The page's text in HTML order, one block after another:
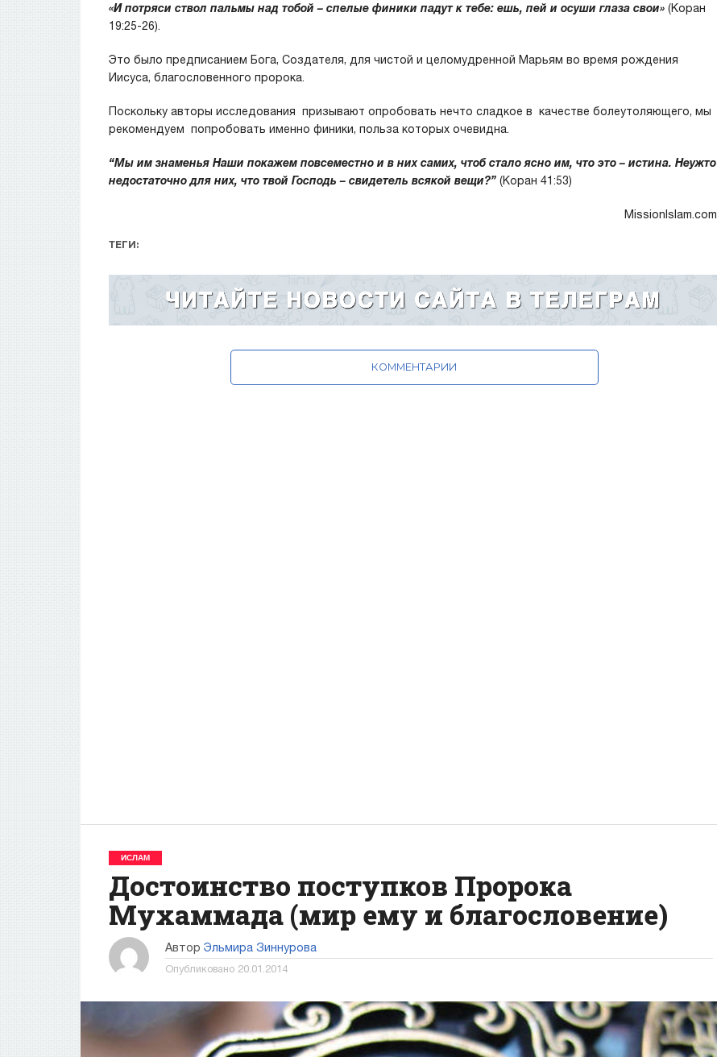
«И потряси ствол пальмы над тобой – спелые финики падут к тебе: ешь, пей и осуши глаза свои»(Коран
19:25-26).
Это было предписанием Бога, Создателя, для чистой и целомудренной Марьям во время рождения
Иисуса, благословенного пророка.
Поскольку авторы исследования призывают опробовать нечто сладкое в качестве болеутоляющего, мы
рекомендуем попробовать именно финики, польза которых очевидна.
“Мы им знаменья Наши покажем повсеместно и в них самих, чтоб стало ясно им, что это – истина. Неужто
недостаточно для них, что твой Господь – свидетель всякой вещи?”(Коран 41:53)
MissionIslam.com
ТЕГИ:
КОММЕНТАРИИ
ИСЛАМ
Достоинство поступков Пророка
Мухаммада (мир ему и благословение)
Автор Эльмира Зиннурова
Опубликовано 20.01.2014